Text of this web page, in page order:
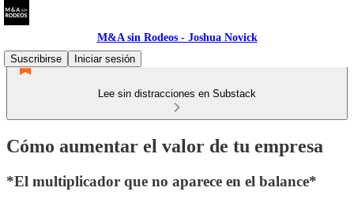
M&A sin Rodeos - Joshua Novick
Suscribirse
Iniciar sesión
Lee sin distracciones en Substack
Cómo aumentar el valor de tu empresa
*El multiplicador que no aparece en el balance*